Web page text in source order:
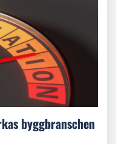
byggbranschen